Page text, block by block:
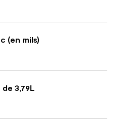
(en mils)
3,79L